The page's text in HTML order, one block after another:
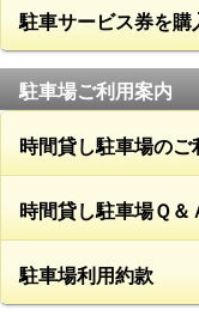
駐車サービス券を購
駐車場ご利用案内
時間貸し駐車場のご
時間貸し駐車場Ｑ＆
駐車場利用約款